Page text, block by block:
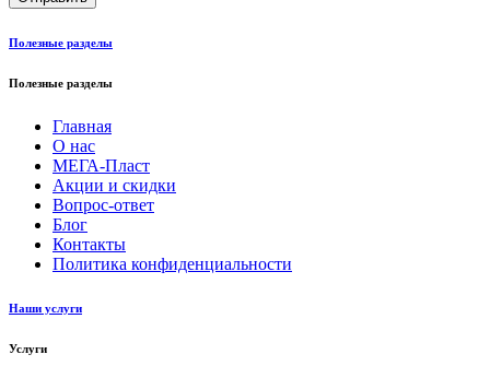
Полезные разделы
Полезные разделы
Главная
О нас
МЕГА-Пласт
Акции и скидки
Вопрос-ответ
Блог
Контакты
Политика конфиденциальности
Наши услуги
Услуги